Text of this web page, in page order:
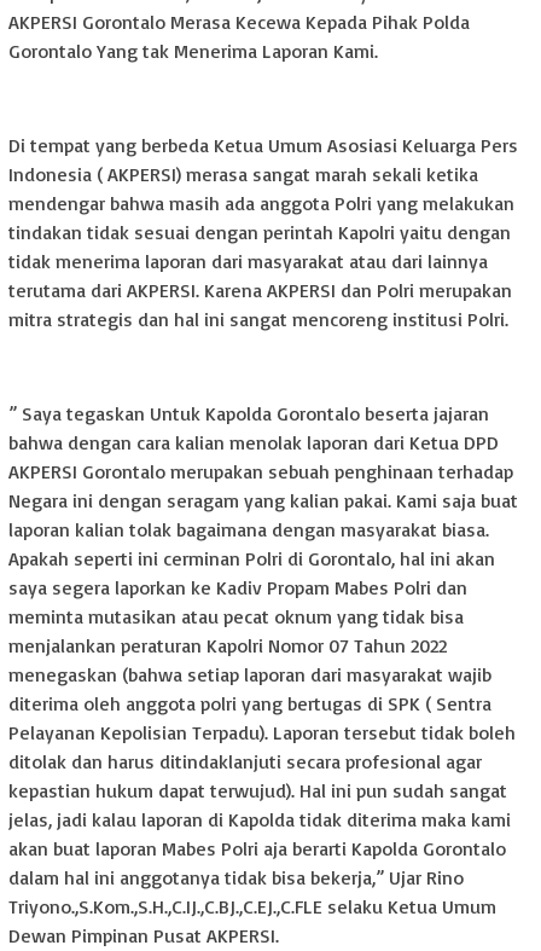
AKPERSI Gorontalo Merasa Kecewa Kepada Pihak Polda
Gorontalo Yang tak Menerima Laporan Kami.
Di tempat yang berbeda Ketua Umum Asosiasi Keluarga Pers
Indonesia ( AKPERSI) merasa sangat marah sekali ketika
mendengar bahwa masih ada anggota Polri yang melakukan
tindakan tidak sesuai dengan perintah Kapolri yaitu dengan
tidak menerima laporan dari masyarakat atau dari lainnya
terutama dari AKPERSI. Karena AKPERSI dan Polri merupakan
mitra strategis dan hal ini sangat mencoreng institusi Polri.
” Saya tegaskan Untuk Kapolda Gorontalo beserta jajaran
bahwa dengan cara kalian menolak laporan dari Ketua DPD
AKPERSI Gorontalo merupakan sebuah penghinaan terhadap
Negara ini dengan seragam yang kalian pakai. Kami saja buat
laporan kalian tolak bagaimana dengan masyarakat biasa.
Apakah seperti ini cerminan Polri di Gorontalo, hal ini akan
saya segera laporkan ke Kadiv Propam Mabes Polri dan
meminta mutasikan atau pecat oknum yang tidak bisa
menjalankan peraturan Kapolri Nomor 07 Tahun 2022
menegaskan (bahwa setiap laporan dari masyarakat wajib
diterima oleh anggota polri yang bertugas di SPK ( Sentra
Pelayanan Kepolisian Terpadu). Laporan tersebut tidak boleh
ditolak dan harus ditindaklanjuti secara profesional agar
kepastian hukum dapat terwujud). Hal ini pun sudah sangat
jelas, jadi kalau laporan di Kapolda tidak diterima maka kami
akan buat laporan Mabes Polri aja berarti Kapolda Gorontalo
dalam hal ini anggotanya tidak bisa bekerja,” Ujar Rino
Triyono.,S.Kom.,S.H.,C.IJ.,C.BJ.,C.EJ.,C.FLE selaku Ketua Umum
Dewan Pimpinan Pusat AKPERSI.